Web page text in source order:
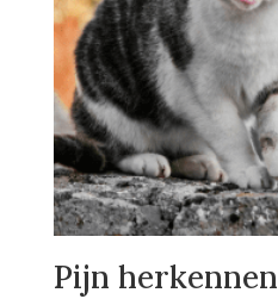
Pijn herkennen